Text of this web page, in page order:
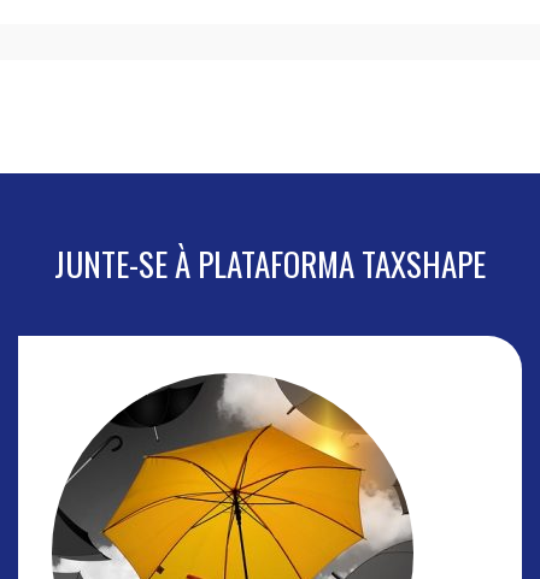
JUNTE-SE À PLATAFORMA TAXSHAPE